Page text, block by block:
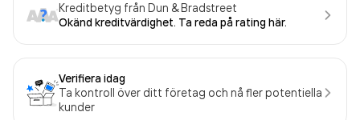
Kreditbetyg från Dun & Bradstreet
Okänd kreditvärdighet. Ta reda på rating här.
Verifiera idag
Ta kontroll över ditt företag och nå fler potentiella
kunder